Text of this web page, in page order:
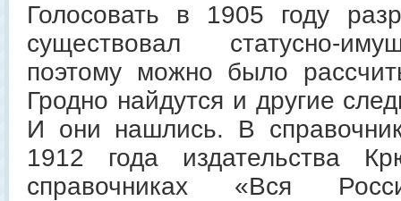
Голосовать в 1905 году
существовал статусно-
поэтому можно было
Гродно найдутся и другие
И они нашлись. В
1912 года издательства
справочниках «Вся